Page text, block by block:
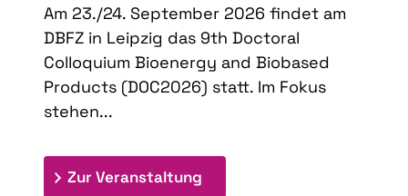
Am 23./24. September 2026 findet am
DBFZ in Leipzig das 9th Doctoral
Colloquium Bioenergy and Biobased
Products (DOC2026) statt. Im Fokus
stehen...
Zur Veranstaltung